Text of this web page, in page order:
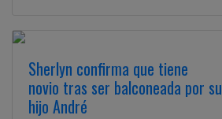
Sherlyn confirma que tiene
novio tras ser balconeada por su
hijo André